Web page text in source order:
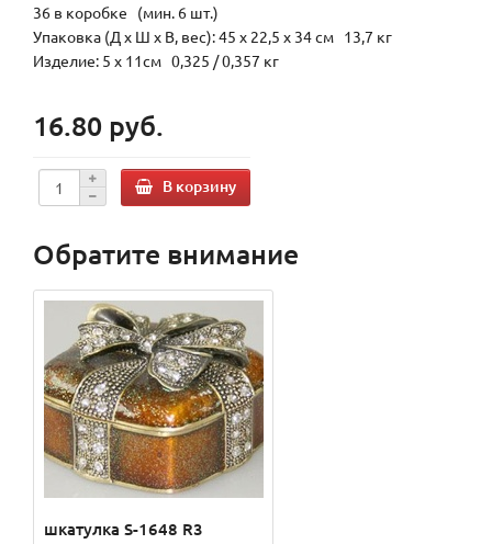
36 в коробке (мин. 6 шт.)
Упаковка (Д х Ш х В, вес): 45 x 22,5 x 34 см 13,7 кг
Изделие: 5 x 11см 0,325 / 0,357 кг
16.80 руб.
В корзину
Обратите внимание
шкатулка S-1648 R3